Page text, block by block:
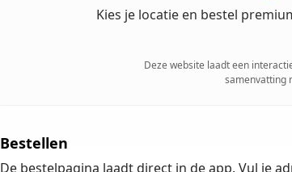
Kies je locatie en bestel
Deze website laadt een
samenvatting
Bestellen
De bestelpagina laadt direct in de app. Vul je